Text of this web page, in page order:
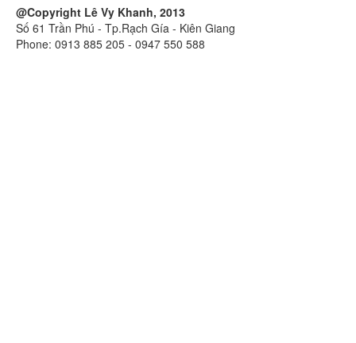
@Copyright Lê Vy Khanh, 2013
Số 61 Trần Phú - Tp.Rạch Gía - Kiên Giang
Phone: 0913 885 205 - 0947 550 588